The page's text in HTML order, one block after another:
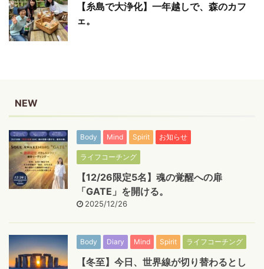
【糸島で大浄化】一年越しで、森のカフ
ェ。
NEW
Body Mind Spirit お知らせ
ライフコーチング
【12/26限定5名】魂の覚醒への扉
「GATE」を開ける。
2025/12/26
Body Diary Mind Spirit ライフコーチング
【冬至】今日、世界線が切り替わるとし